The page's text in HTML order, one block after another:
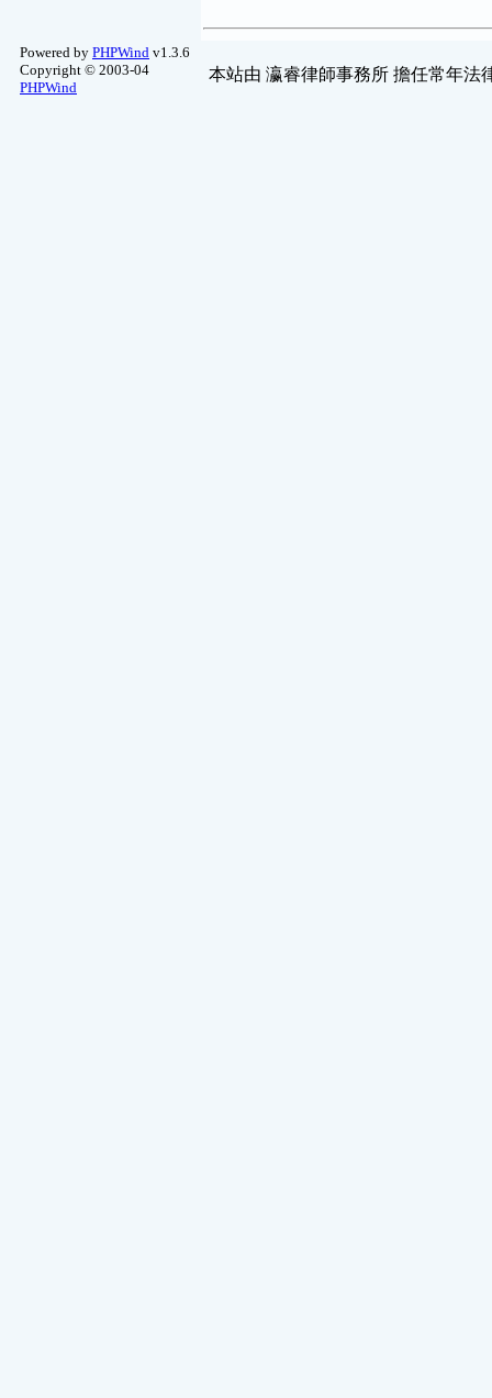
Powered by PHPWind v1.3.6
Copyright © 2003-04
PHPWind
本站由 瀛睿律師事務所 擔任常年法